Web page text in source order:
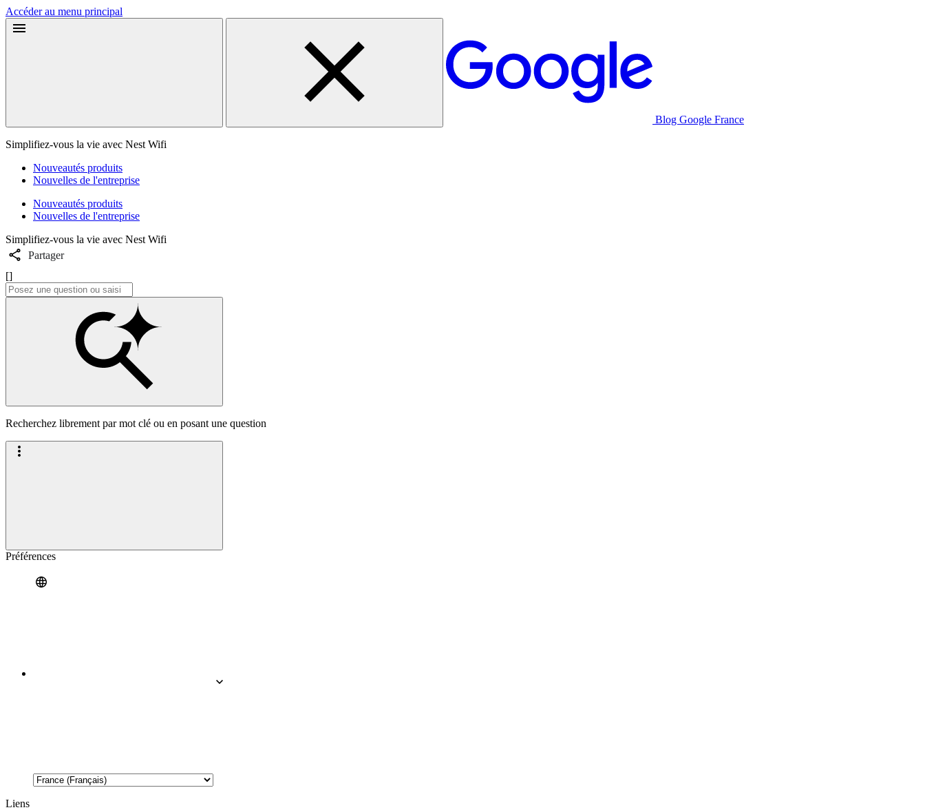
Accéder au menu principal
Blog Google France
Simplifiez-vous la vie avec Nest Wifi
Nouveautés produits
Nouvelles de l'entreprise
Nouveautés produits
Nouvelles de l'entreprise
Simplifiez-vous la vie avec Nest Wifi
Partager
[]
Recherchez librement par mot clé ou en posant une question
Préférences
Liens